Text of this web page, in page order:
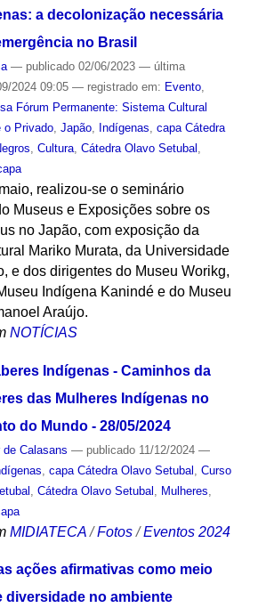
a decolonização necessária
no Brasil
— publicado02/06/2023 — última
2024 09:05 — registrado em: Evento,
Fórum Permanente: Sistema Cultural
o Privado, Japão, Indígenas, capa Cátedra
, Cultura, Cátedra Olavo Setubal ,
realizou-se o seminário
Museus e Exposições sobre os
no Japão, com exposição da
Mariko Murata, da Universidade
e dos dirigentes do Museu Worikg,
Indígena Kanindé e do Museu
Araújo.
NOTÍCIAS
Indígenas - Caminhos da
das Mulheres Indígenas no
do Mundo - 28/05/2024
de Calasans — publicado11/12/2024 —
capa Cátedra Olavo Setubal Curso
Cátedra Olavo Setubal Mulheres
MIDIATECA /Fotos /Eventos 2024
ações afirmativas como meio
diversidade no ambiente